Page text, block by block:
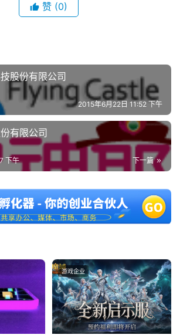
赞 (0)
股份有限公司
2015年6月22日 11:52 下午
有限公司
下一篇
下午
游戏企业